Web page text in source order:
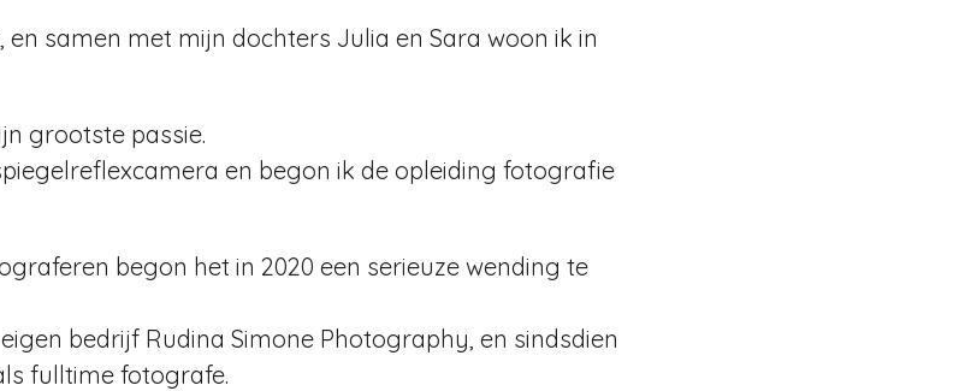
en samen met mijn dochters Julia en Sara woon ik in
grootste passie.
en begon ik de opleiding fotografie
begon het in 2020 een serieuze wending te
bedrijf Rudina Simone Photography, en sindsdien
fulltime fotografe.